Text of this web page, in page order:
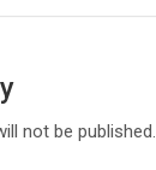
not be published.